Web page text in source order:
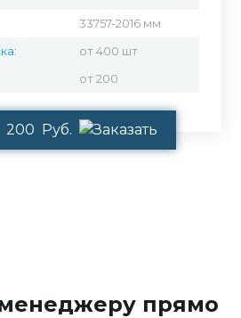
33757-2016 мм
от 400 шт
от 200
200 Руб.
прямо